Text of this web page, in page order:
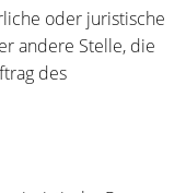
oder juristische
andere Stelle, die
des